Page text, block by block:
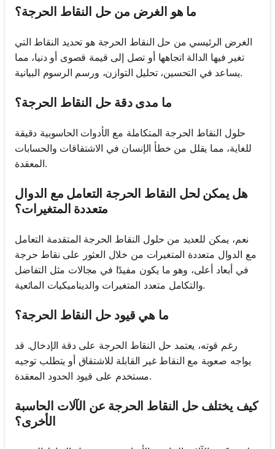
ما هو الغرض من حل النقاط الحرجة؟
الغرض الرئيسي من حل النقاط الحرجة هو تحديد النقاط التي
تغير فيها الدالة اتجاهها أو تصل إلى قيمة قصوى أو دنيا، مما
يساعد في التحسين، تحليل التوازن، ورسم الرسوم البيانية.
ما مدى دقة حل النقاط الحرجة؟
حلول النقاط الحرجة المتكاملة مع الأدوات الحاسوبية دقيقة
للغاية، مما يقلل من خطأ الإنسان في الاشتقاقات والحسابات
المعقدة.
هل يمكن لحل النقاط الحرجة التعامل مع الدوال
متعددة المتغيرات؟
نعم، يمكن للعديد من حلول النقاط الحرجة المتقدمة التعامل
مع الدوال متعددة المتغيرات من خلال العثور على نقاط حرجة
في أبعاد أعلى، وهو ما يكون مفيدًا في مجالات مثل التفاضل
والتكامل متعدد المتغيرات والديناميكيات المائعية.
ما هي قيود حل النقاط الحرجة؟
رغم قوته، يعتمد حل النقاط الحرجة على دقة الإدخال. قد
يواجه صعوبة مع النقاط غير القابلة للاشتقاق أو يتطلب توجيه
مستخدم على قيود الحدود المعقدة.
كيف يختلف حل النقاط الحرجة عن الآلات الحاسبة
الأخرى؟